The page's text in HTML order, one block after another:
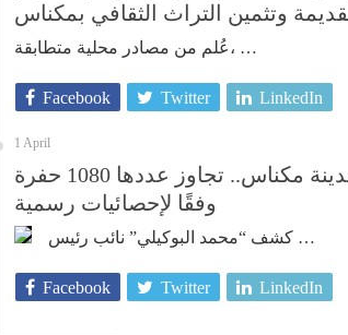
وتثمين التراث الثقافي بمكناس
عُلم من مصادر محلية متطابقة، …
Facebook Twitter LinkedIn
1 April
انتشار غير مسبوق للحفر في مدينة مكناس.. تجاوز عددها 1080 حفرة
وفقًا لإحصائيات رسمية
كشف “محمد البوكيلي” نائب رئيس …
Facebook Twitter LinkedIn